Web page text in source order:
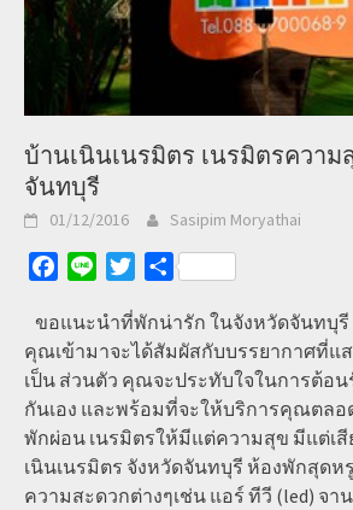
บ้านเนินเนรมิตร เนรมิตรควา
จันทบุรี
01/12/2016 Sasipim Moryathai
Facebook
Line TwitterShare
ขอแนะนำที่พักน่ารัก ในจังหวัดจันทบุรี
คุณเข้ามาจะได้สัมผัสกับบรรยากาศที่แ
เป็น ส่วนตัว คุณจะประทับใจในการต้อ
กันเอง และพร้อมที่จะให้บริการคุณตลอ
พักผ่อน เนรมิตรให้มีแต่ความสุข มีแต่เสี
เนินเนรมิตร จังหวัดจันทบุรี ห้องพักสุดห
ความสะดวกต่างๆเช่น แอร์ ทีวี (led) จา